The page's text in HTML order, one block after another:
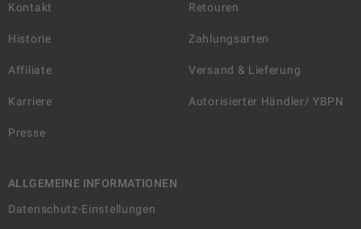
Kontakt
Historie
Affiliate
Karriere
Presse
Retouren
Zahlungsarten
Versand & Lieferung
Autorisierter Händler/ YBPN
ALLGEMEINE INFORMATIONEN
Datenschutz-Einstellungen